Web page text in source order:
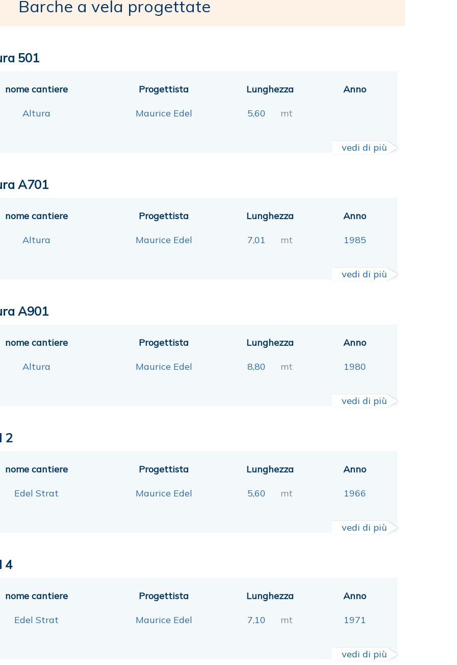
Barche a vela progettate
501
nome cantiere
Altura
Progettista
Maurice Edel
Lunghezza
5,60 mt
Anno
vedi di più
A701
nome cantiere
Altura
Progettista
Maurice Edel
Lunghezza
7,01 mt
Anno
1985
vedi di più
A901
nome cantiere
Altura
Progettista
Maurice Edel
Lunghezza
8,80 mt
Anno
1980
vedi di più
2
nome cantiere
Edel Strat
Progettista
Maurice Edel
Lunghezza
5,60 mt
Anno
1966
vedi di più
4
nome cantiere
Edel Strat
Progettista
Maurice Edel
Lunghezza
7,10 mt
Anno
1971
vedi di più